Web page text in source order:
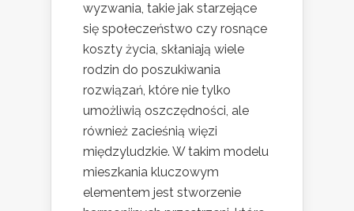
wyzwania, takie jak starzejące
się społeczeństwo czy rosnące
koszty życia, skłaniają wiele
rodzin do poszukiwania
rozwiązań, które nie tylko
umożliwią oszczędności, ale
również zacieśnią więzi
międzyludzkie. W takim modelu
mieszkania kluczowym
elementem jest stworzenie